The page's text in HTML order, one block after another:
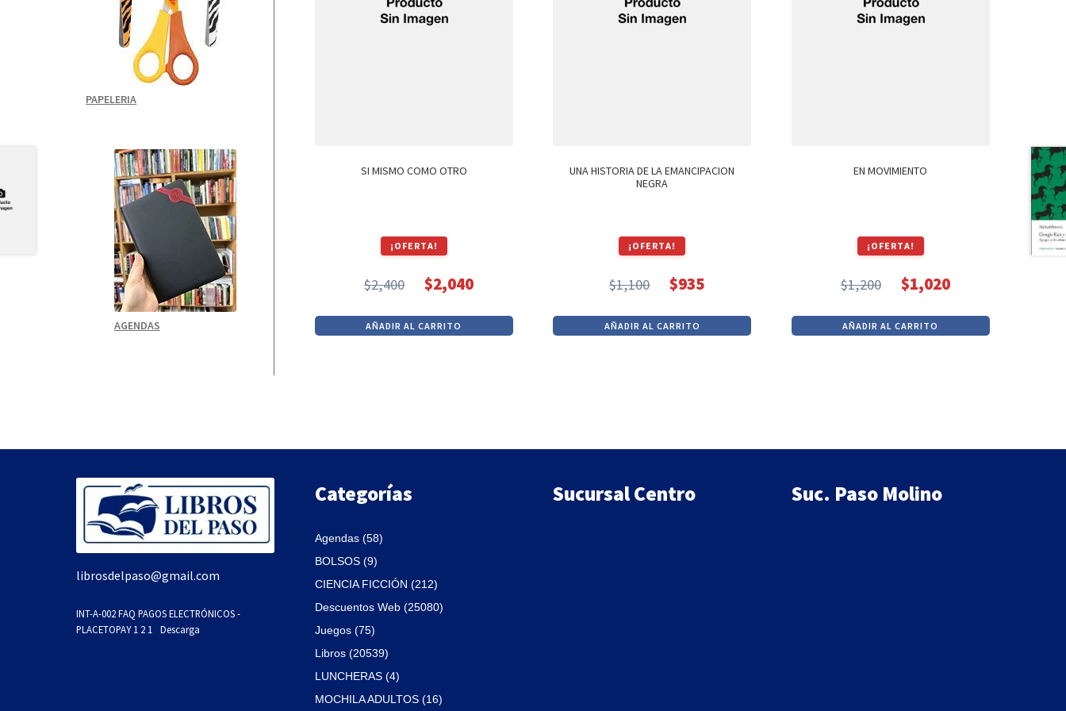
SI MISMO COMO OTRO
¡OFERTA!
$2,400
precio
original
$2,040
precio
actual
AÑADIR AL CARRITO
UNA HISTORIA DE LA EMANCIPACION
NEGRA
¡OFERTA!
$1,100
precio
original
$935
precio
actual
AÑADIR AL CARRITO
EN MOVIMIENTO
¡OFERTA!
$1,200
precio
original
$1,020
precio
actual
AÑADIR AL CARRITO
PAPELERIA
AGENDAS
librosdelpaso@gmail.com
INT-A-002 FAQ PAGOS ELECTRÓNICOS -
PLACETOPAY 1 2 1
Descarga
Categorías
Agendas (58)
BOLSOS (9)
CIENCIA FICCIÓN (212)
Descuentos Web (25080)
Juegos (75)
Libros (20539)
LUNCHERAS (4)
MOCHILA ADULTOS (16)
Sucursal Centro Suc. Paso Molino